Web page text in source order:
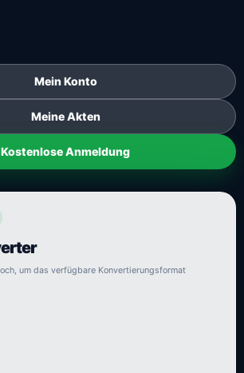
Mein Konto
Meine Akten
Kostenlose Anmeldung
um das verfügbare Konvertierungsformat